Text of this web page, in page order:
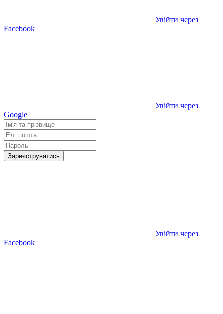
Увійти через
Facebook
Увійти через
Google
Зареєструватись
Увійти через
Facebook